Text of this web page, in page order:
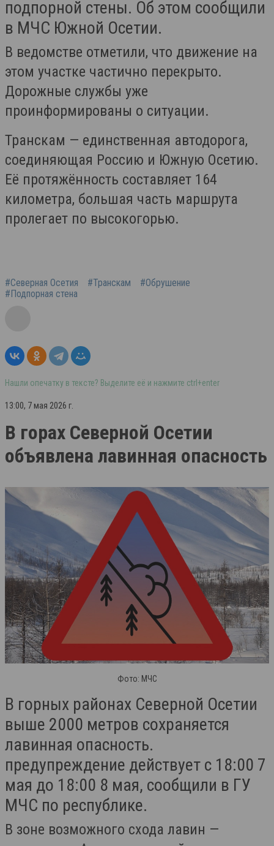
подпорной стены. Об этом сообщили
в МЧС Южной Осетии.
В ведомстве отметили, что движение на
этом участке частично перекрыто.
Дорожные службы уже
проинформированы о ситуации.
Транскам — единственная автодорога,
соединяющая Россию и Южную Осетию.
Её протяжённость составляет 164
километра, большая часть маршрута
пролегает по высокогорью.
#Северная Осетия #Транскам
#Обрушение
#Подпорная стена
Нашли опечатку в тексте? Выделите её и нажмите ctrl+enter
13:00, 7 мая 2026 г.
В горах Северной Осетии
объявлена лавинная опасность
Фото: МЧС
В горных районах Северной Осетии
выше 2000 метров сохраняется
лавинная опасность.
предупреждение действует с 18:00 7
мая до 18:00 8 мая, сообщили в ГУ
МЧС по республике.
В зоне возможного схода лавин —